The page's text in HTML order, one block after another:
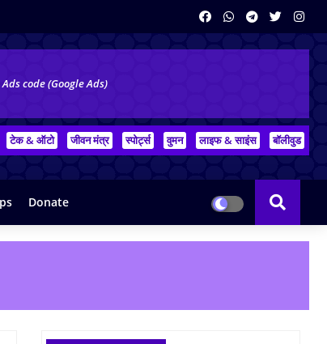
code (Google Ads)
टेक & ऑटो जीवन मंत्र स्पोर्ट्स वुमन लाइफ & साइंस बॉलीवुड
Donate